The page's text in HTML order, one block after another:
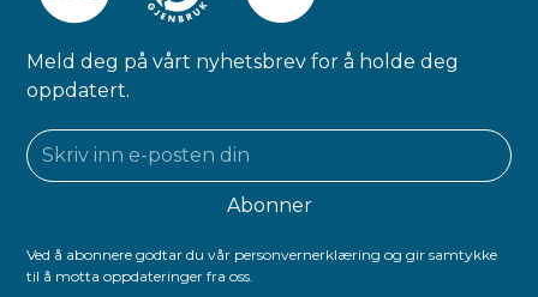
Meld deg på vårt nyhetsbrev for å holde deg
oppdatert.
Ved å abonnere godtar du vår personvernerklæring og gir samtykke
til å motta oppdateringer fra oss.